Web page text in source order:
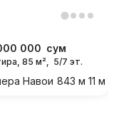
000 сум
85 м², 5/7 эт.
Навои 843 м 11